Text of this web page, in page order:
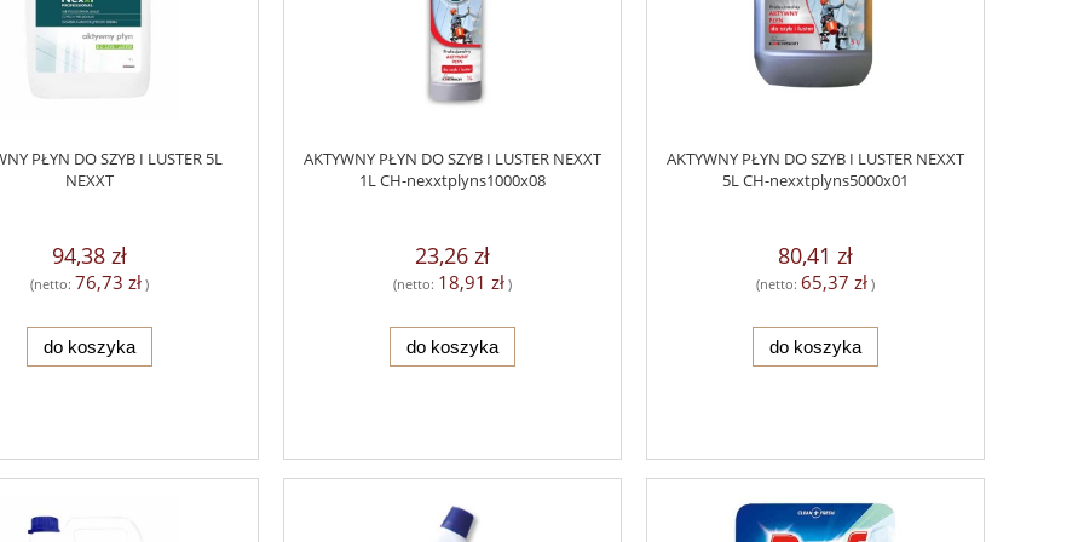
PŁYN DO SZYB I LUSTER 5L
NEXXT
94,38 zł
(netto: 76,73 zł )
do koszyka
AKTYWNY PŁYN DO SZYB I LUSTER NEXXT
1L CH-nexxtplyns1000x08
23,26 zł
(netto: 18,91 zł )
do koszyka
AKTYWNY PŁYN DO SZYB I LUSTER NEXXT
5L CH-nexxtplyns5000x01
80,41 zł
(netto: 65,37 zł )
do koszyka